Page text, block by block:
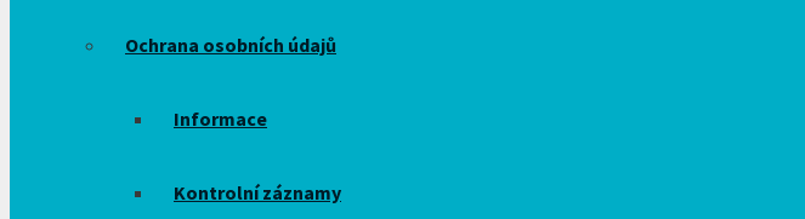
Ochrana osobních údajů
Informace
Kontrolní záznamy